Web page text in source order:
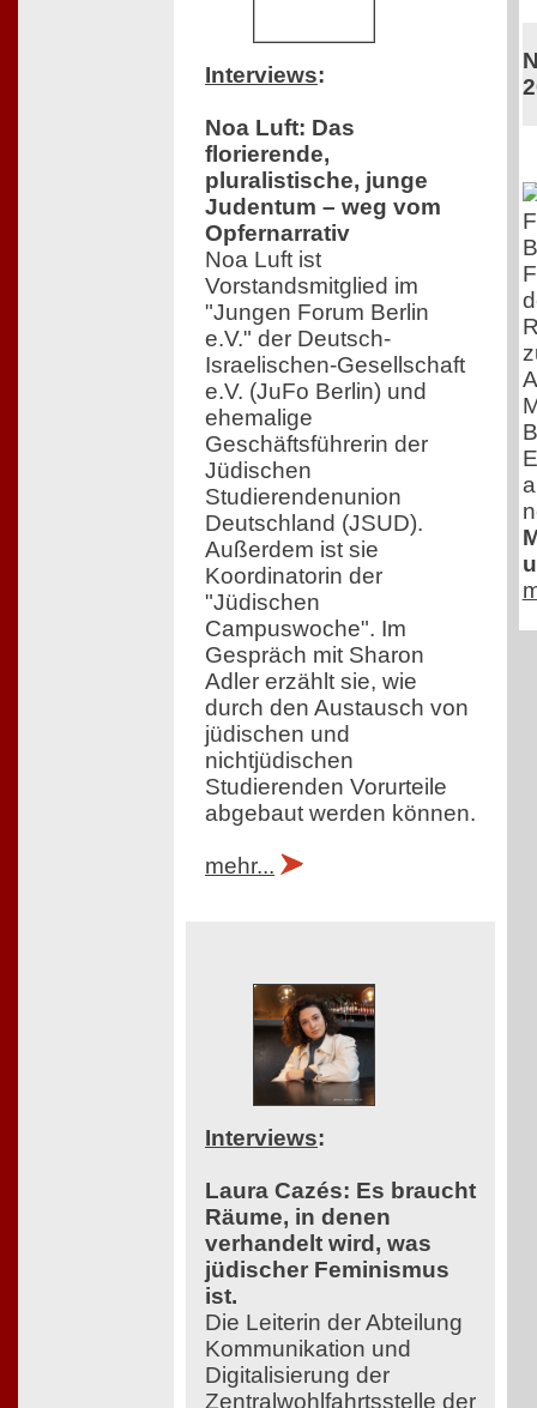
Interviews:
Noa Luft: Das
florierende,
pluralistische, junge
Judentum – weg vom
Opfernarrativ
Noa Luft ist
Vorstandsmitglied im
"Jungen Forum Berlin
e.V." der Deutsch-
Israelischen-Gesellschaft
e.V. (JuFo Berlin) und
ehemalige
Geschäftsführerin der
Jüdischen
Studierendenunion
Deutschland (JSUD).
Außerdem ist sie
Koordinatorin der
"Jüdischen
Campuswoche". Im
Gespräch mit Sharon
Adler erzählt sie, wie
durch den Austausch von
jüdischen und
nichtjüdischen
Studierenden Vorurteile
abgebaut werden können.
mehr...
Interviews:
Laura Cazés: Es braucht
Räume, in denen
verhandelt wird, was
jüdischer Feminismus
ist.
Die Leiterin der Abteilung
Kommunikation und
Digitalisierung der
Zentralwohlfahrtsstelle der